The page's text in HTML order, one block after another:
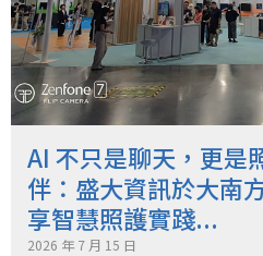
AI 不只是聊天，更是
伴：盛大資訊於大南
享智慧照護實踐...
2026 年 7 月 15 日